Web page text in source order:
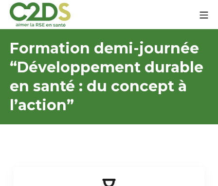
Aller
contenu
C2DS
Formation demi-journée
“Développement durable
en santé : du concept à
l’action”